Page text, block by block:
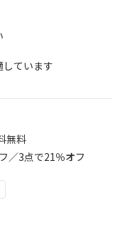
しています
無料
／3点で21％オフ